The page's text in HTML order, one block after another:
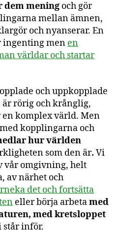
dem mening och gör
mellan ämnen,
och nyanserar. En
ingenting men en
världar och startar
och uppkopplade
rörig och krånglig,
komplex värld. Men
kopplingarna och
hur världen
som den är. Vi
vår omgivning, helt
av närhet och
det och fortsätta
eller börja arbetamed
med kretsloppet
står inför.